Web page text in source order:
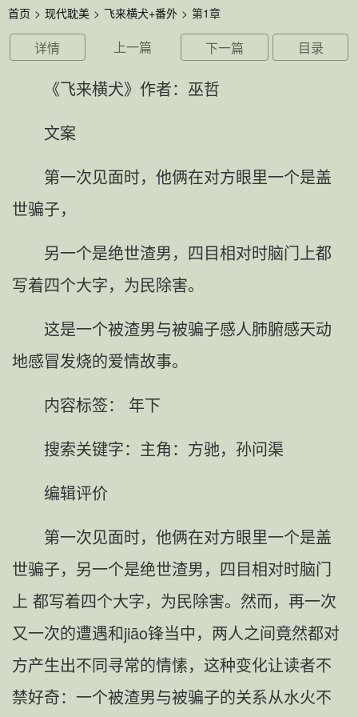
首页 > 现代耽美 > 飞来横犬+番外 > 第1章
详情 上一篇 下一篇 目录
《飞来横犬》作者：巫哲
文案
第一次见面时，他俩在对方眼里一个是盖
世骗子，
另一个是绝世渣男，四目相对时脑门上都
写着四个大字，为民除害。
这是一个被渣男与被骗子感人肺腑感天动
地感冒发烧的爱情故事。
内容标签： 年下
搜索关键字：主角：方驰，孙问渠
编辑评价
第一次见面时，他俩在对方眼里一个是盖
世骗子，另一个是绝世渣男，四目相对时脑门
上 都写着四个大字，为民除害。然而，再一次
又一次的遭遇和jiāo锋当中，两人之间竟然都对
方产生出不同寻常的情愫，这种变化让读者不
禁好奇：一个被渣男与被骗子的关系从水火不